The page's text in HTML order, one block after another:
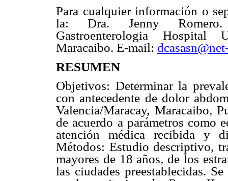
Para cualquier información o
la: Dra. Jenny
Gastroenterologia Hospital
Maracaibo. E-mail:
RESUMEN
Objetivos: Determinar la
con antecedente de dolor
Valencia/Maracay, Maracaibo,
de acuerdo a parámetros como
atención médica recibida y
Métodos: Estudio descriptivo,
mayores de 18 años, de los
las ciudades preestablecidas.